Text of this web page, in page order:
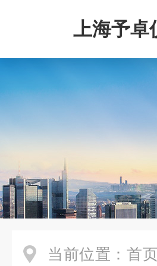
上海予卓
当前位置： 首页